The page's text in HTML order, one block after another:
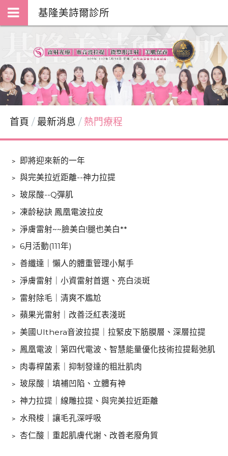
基隆美詩爾診所
首頁 最新消息 熱門療程
﹥ 即將迎來新的一年
﹥ 與完美拉近距離--神力拉提
﹥ 玻尿酸--Q彈肌
﹥ 凍龄秘訣 鳳凰電波拉皮
﹥ 淨膚雷射~~臉美白!腿也美白**
﹥ 6月活動(111年)
﹥ 善纖達｜懶人的體重管理小幫手
﹥ 淨膚雷射｜小資雷射首選、亮白淡斑
﹥ 雷射除毛｜清爽不尷尬
﹥ 蘋果光雷射｜改善泛紅表淺斑
﹥ 美國Ulthera音波拉提｜拉緊皮下筋膜層、深層拉提
﹥ 鳳凰電波｜第四代電波、智慧能量優化技術拉提鬆弛肌
﹥ 肉毒桿菌素｜抑制發達的粗壯肌肉
﹥ 玻尿酸｜填補凹陷、立體有神
﹥ 神力拉提｜線雕拉提、與完美拉近距離
﹥ 水飛梭｜讓毛孔深呼吸
﹥ 杏仁酸｜重起肌膚代謝、改善老廢角質